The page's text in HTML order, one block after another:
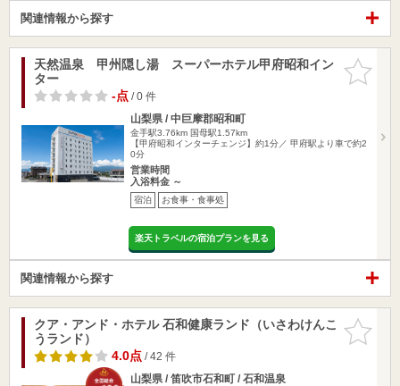
関連情報から探す
お気に入
りに追加
天然温泉 甲州隠し湯 スーパーホテル甲府昭和イン
ター
-点/ 0 件
山梨県 / 中巨摩郡昭和町
金手駅3.76km 国母駅1.57km
【甲府昭和インターチェンジ】約1分／ 甲府駅より車で約2
0分
営業時間
入浴料金 ～
宿泊 お食事・食事処
楽天トラベルの宿泊プランを見る
関連情報から探す
お気に入
りに追加
クア・アンド・ホテル 石和健康ランド（いさわけんこ
うランド）
4.0点/ 42 件
山梨県 / 笛吹市石和町 / 石和温泉